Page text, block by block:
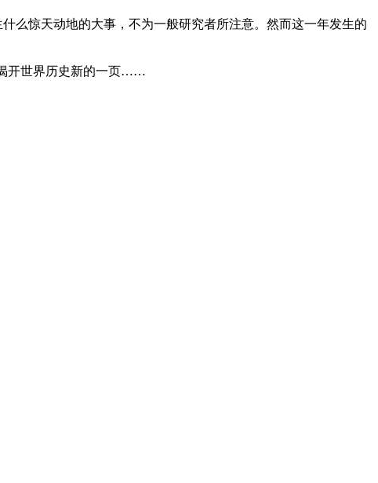
惊天动地的大事，不为一般研究者所注意。然而这一年发生的
开世界历史新的一页……